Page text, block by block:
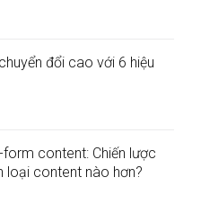
đổi cao với 6 hiệu
content: Chiến lược
loại content nào hơn?